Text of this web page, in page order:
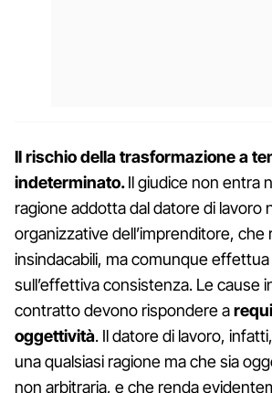
Il rischio della trasformazione a
indeterminato.Il giudice non entra
ragione addotta dal datore di lavoro
organizzative dell’imprenditore, che
insindacabili, ma comunque
sull’effettiva consistenza. Le cause
contratto devono rispondere a
oggettività. Il datore di lavoro,
una qualsiasi ragione ma che sia
non arbitraria, e che renda